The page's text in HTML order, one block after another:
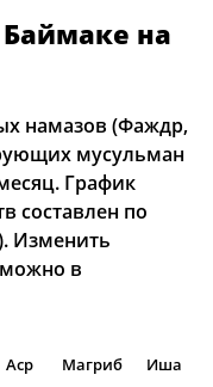
на
намазов (Фаждр,
мусульман
График
составлен по
Изменить
в
Аср Магриб Иша